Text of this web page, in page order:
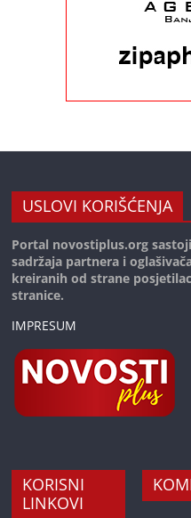
USLOVI KORIŠĆENJA
Portal novostiplus.org
sadržaja partnera i
kreiranih od strane
stranice.
IMPRESUM
KORISNI
LINKOVI